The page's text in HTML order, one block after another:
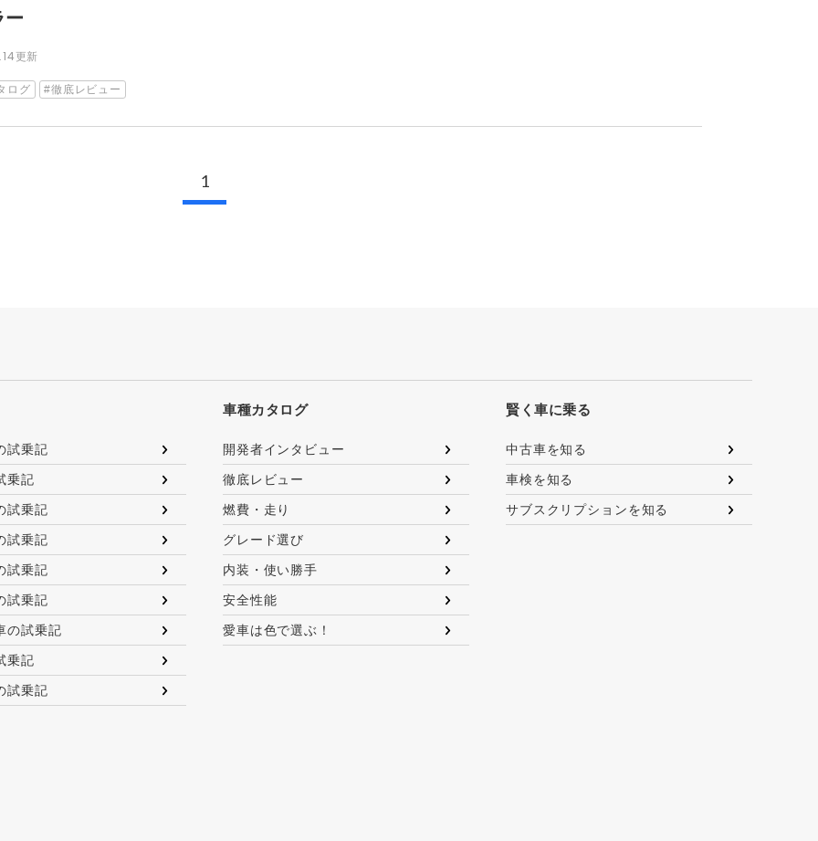
ー
更新
ログ 徹底レビュー
1
試乗記
乗記
試乗記
試乗記
試乗記
試乗記
の試乗記
乗記
試乗記
車種カタログ
開発者インタビュー
徹底レビュー
燃費・走り
グレード選び
内装・使い勝手
安全性能
愛車は色で選ぶ！
賢く車に乗る
中古車を知る
車検を知る
サブスクリプションを知る